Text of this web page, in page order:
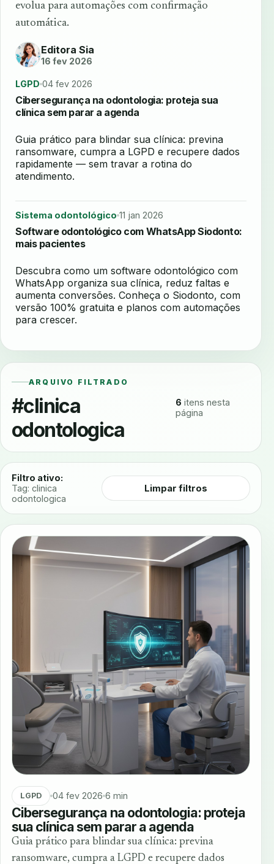
evolua para automações com confirmação
automática.
Editora Sia
16 fev 2026
LGPD 04 fev 2026
Cibersegurança na odontologia: proteja sua
clínica sem parar a agenda
Guia prático para blindar sua clínica: previna
ransomware, cumpra a LGPD e recupere dados
rapidamente — sem travar a rotina do
atendimento.
Sistema odontológico 11 jan 2026
Software odontológico com WhatsApp Siodonto:
mais pacientes
Descubra como um software odontológico com
WhatsApp organiza sua clínica, reduz faltas e
aumenta conversões. Conheça o Siodonto, com
versão 100% gratuita e planos com automações
para crescer.
ARQUIVO FILTRADO
#clinica
odontologica
6 itens nesta
página
Filtro ativo:
Tag: clinica
odontologica
Limpar filtros
LGPD 04 fev 2026 6 min
Cibersegurança na odontologia: proteja
sua clínica sem parar a agenda
Guia prático para blindar sua clínica: previna
ransomware, cumpra a LGPD e recupere dados